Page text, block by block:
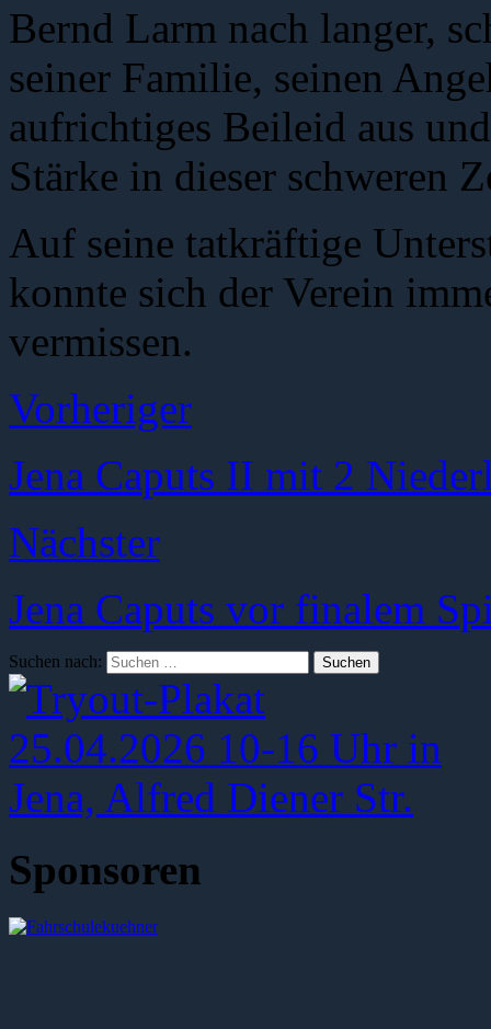
Bernd Larm nach langer,
seiner Familie, seinen
aufrichtiges Beileid aus
Stärke in dieser schweren
Auf seine tatkräftige
konnte sich der Verein
vermissen.
Vorheriger
Jena Caputs II mit 2
Nächster
Jena Caputs vor finalem
Suchen nach:
Sponsoren